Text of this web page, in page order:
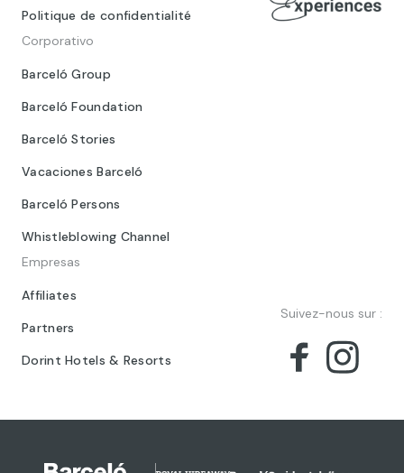
Politique de confidentialité
Corporativo
Barceló Group
Barceló Foundation
Barceló Stories
Vacaciones Barceló
Barceló Persons
Whistleblowing Channel
Empresas
Affiliates
Partners
Dorint Hotels & Resorts
Suivez-nous sur :